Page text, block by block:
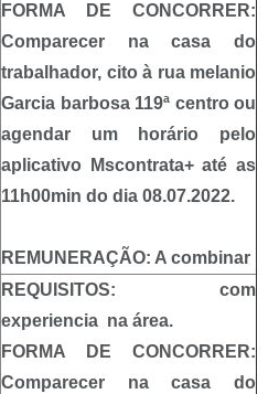
FORMA DE CONCORRER:
Comparecer na casa do
trabalhador, cito à rua melanio
Garcia barbosa 119ª centro ou
agendar um horário pelo
aplicativo Mscontrata+ até as
11h00min do dia 08.07.2022.
REMUNERAÇÃO: A combinar
REQUISITOS: com
experiencia na área.
FORMA DE CONCORRER:
Comparecer na casa do